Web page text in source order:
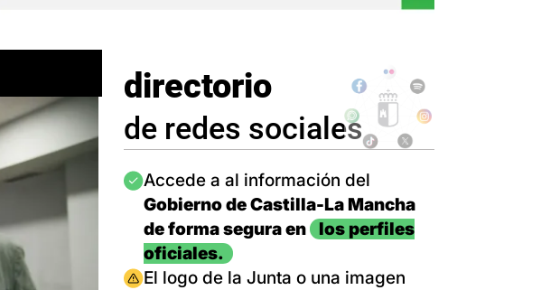
directorio
de redes sociales
Imagen
Accede a al información del
Gobierno de Castilla-La Mancha
de forma segura en
los perfiles
oficiales.
Imagen
El logo de la Junta o una imagen